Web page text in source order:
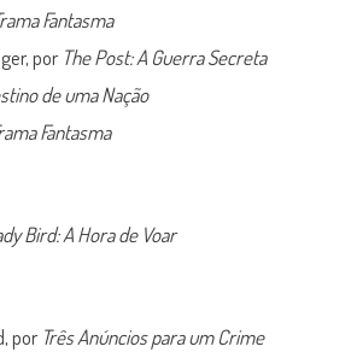
Fantasma
por The Post: A Guerra Secreta
de uma Nação
Fantasma
Bird: A Hora de Voar
por Três Anúncios para um Crime